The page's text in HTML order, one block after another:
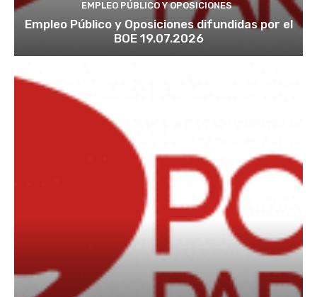
EMPLEO PÚBLICO Y OPOSICIONES
Empleo Público y Oposiciones difundidas por el
BOE 19.07.2026